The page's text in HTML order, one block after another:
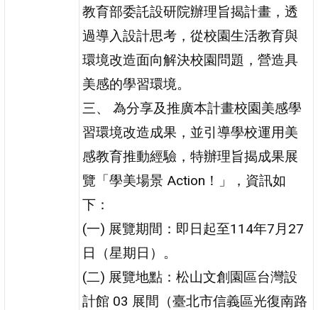
教育部委託設研院辦理旨揭計畫，透
過導入設計思考，從校園生活教育與
環境改造面向解決校園問題，營造具
美感的學習環境。
三、 為分享及推廣本計畫校園美感學
習環境改造成果，並引導學校運用美
感教育推動經驗，特辦理旨揭成果展
覽「學美場景 Action！」，資訊如
下：
(一) 展覽期間：即日起至114年7月27
日（星期日）。
(二) 展覽地點：松山文創園區台灣設
計館 03 展間（臺北市信義區光復南路